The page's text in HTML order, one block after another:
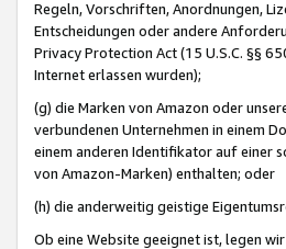
Regeln, Vorschriften, Anordnungen,
Entscheidungen oder andere
Privacy Protection Act (15 U.S.C. §§
Internet erlassen wurden);
(g) die Marken von Amazon oder
verbundenen Unternehmen in einem
einem anderen Identifikator auf einer
von Amazon-Marken) enthalten; oder
(h) die anderweitig geistige
Ob eine Website geeignet ist, legen